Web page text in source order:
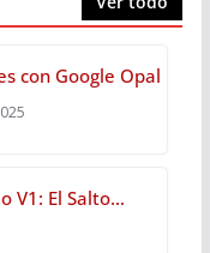
con Google Opal
V1: El Salto…